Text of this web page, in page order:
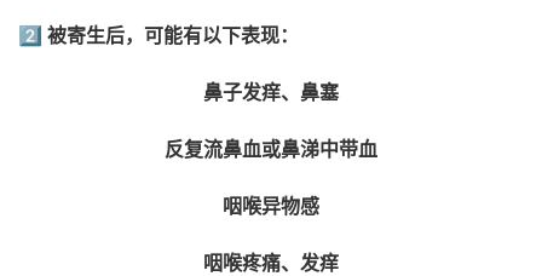
2️⃣ 被寄生后，可能有以下表现：
鼻子发痒、鼻塞
反复流鼻血或鼻涕中带血
咽喉异物感
咽喉疼痛、发痒